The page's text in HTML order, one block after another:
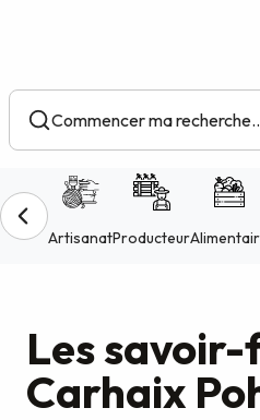
principal
Accueil Retrouvez vos visites
Les
Carhaix